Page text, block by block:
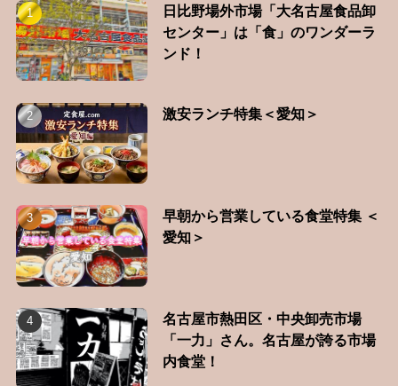
日比野場外市場「大名古屋食品卸
センター」は「食」のワンダーラ
ンド！
激安ランチ特集＜愛知＞
早朝から営業している食堂特集 ＜
愛知＞
名古屋市熱田区・中央卸売市場
「一力」さん。名古屋が誇る市場
内食堂！